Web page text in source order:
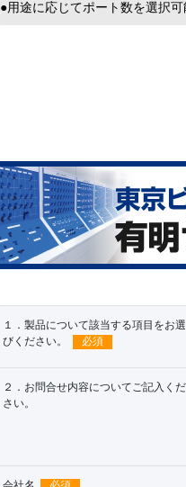
●用途に応じてポート数を選択可